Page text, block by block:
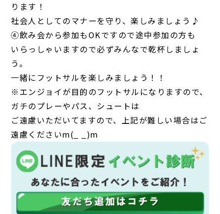
ります！
社会人としてのマナーを守り、楽しみましょう♪
④飲み会から参加もOKですので途中参加の方も
いらっしゃいますので必ずみんなで乾杯しましょ
う。
一緒にフットサルを楽しみましょう！！
※エンジョイが目的のフットサルになりますので、
ガチのプレーやパス、シュートは
ご遠慮いただいてますので、上記が難しい場合はご
遠慮くださいm(_ _)m